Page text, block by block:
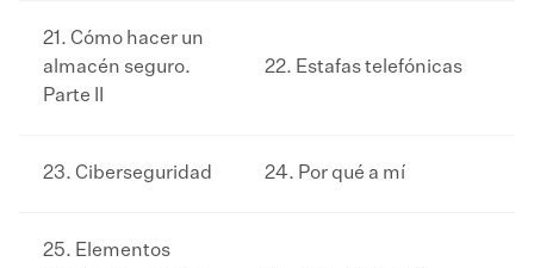
21. Cómo hacer un
almacén seguro.
Parte II
22. Estafas telefónicas
23. Ciberseguridad 24. Por qué a mí
25. Elementos